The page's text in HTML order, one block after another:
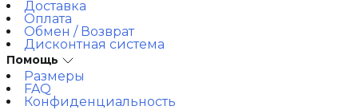
Доставка
Оплата
Обмен / Возврат
Дисконтная система
Помощь
Размеры
FAQ
Конфиденциальность